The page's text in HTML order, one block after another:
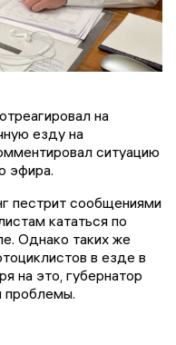
на
езду на
ситуацию
эфира.
пестрит сообщениями
кататься по
Однако таких же
в езде в
на это, губернатор
проблемы.